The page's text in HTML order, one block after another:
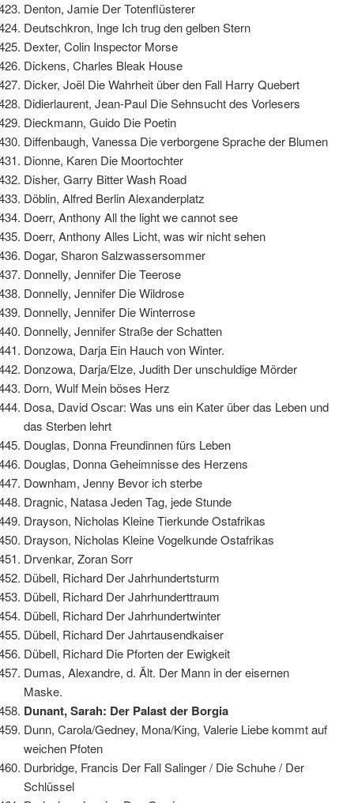
Denton, Jamie Der Totenflüsterer
Deutschkron, Inge Ich trug den gelben Stern
Dexter, Colin Inspector Morse
Dickens, Charles Bleak House
Dicker, Joël Die Wahrheit über den Fall Harry Quebert
Didierlaurent, Jean-Paul Die Sehnsucht des Vorlesers
Dieckmann, Guido Die Poetin
Diffenbaugh, Vanessa Die verborgene Sprache der Blumen
Dionne, Karen Die Moortochter
Disher, Garry Bitter Wash Road
Döblin, Alfred Berlin Alexanderplatz
Doerr, Anthony All the light we cannot see
Doerr, Anthony Alles Licht, was wir nicht sehen
Dogar, Sharon Salzwassersommer
Donnelly, Jennifer Die Teerose
Donnelly, Jennifer Die Wildrose
Donnelly, Jennifer Die Winterrose
Donnelly, Jennifer Straße der Schatten
Donzowa, Darja Ein Hauch von Winter.
Donzowa, Darja/Elze, Judith Der unschuldige Mörder
Dorn, Wulf Mein böses Herz
Dosa, David Oscar: Was uns ein Kater über das Leben und
das Sterben lehrt
Douglas, Donna Freundinnen fürs Leben
Douglas, Donna Geheimnisse des Herzens
Downham, Jenny Bevor ich sterbe
Dragnic, Natasa Jeden Tag, jede Stunde
Drayson, Nicholas Kleine Tierkunde Ostafrikas
Drayson, Nicholas Kleine Vogelkunde Ostafrikas
Drvenkar, Zoran Sorr
Dübell, Richard Der Jahrhundertsturm
Dübell, Richard Der Jahrhunderttraum
Dübell, Richard Der Jahrhundertwinter
Dübell, Richard Der Jahrtausendkaiser
Dübell, Richard Die Pforten der Ewigkeit
Dumas, Alexandre, d. Ält. Der Mann in der eisernen
Maske.
Dunant, Sarah: Der Palast der Borgia
Dunn, Carola/Gedney, Mona/King, Valerie Liebe kommt auf
weichen Pfoten
Durbridge, Francis Der Fall Salinger / Die Schuhe / Der
Schlüssel